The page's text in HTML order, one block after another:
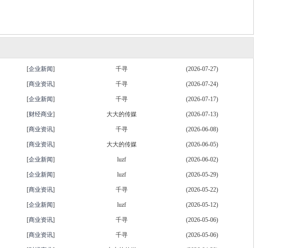
[企业新闻] 千寻 (2026-07-27)
[商业资讯] 千寻 (2026-07-24)
[企业新闻] 千寻 (2026-07-17)
[财经商业] 大大的传媒 (2026-07-13)
[商业资讯] 千寻 (2026-06-08)
[商业资讯] 大大的传媒 (2026-06-05)
[企业新闻] luzf (2026-06-02)
[企业新闻] luzf (2026-05-29)
[商业资讯] 千寻 (2026-05-22)
[企业新闻] luzf (2026-05-12)
[商业资讯] 千寻 (2026-05-06)
[商业资讯] 千寻 (2026-05-06)